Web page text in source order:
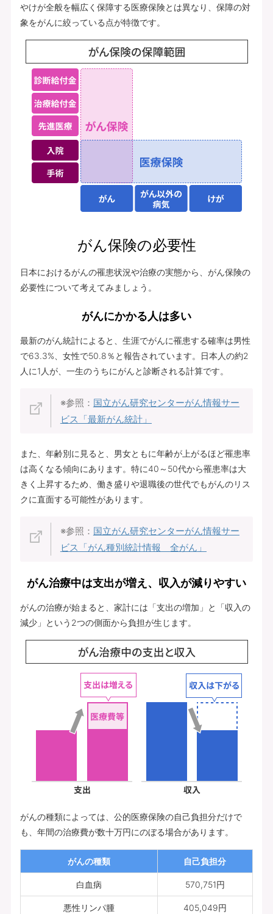
やけが全般を幅広く保障する医療保険とは異なり、保障の対
象をがんに絞っている点が特徴です。
がん保険の必要性
日本におけるがんの罹患状況や治療の実態から、がん保険の
必要性について考えてみましょう。
がんにかかる人は多い
最新のがん統計によると、生涯でがんに罹患する確率は男性
で63.3%、女性で50.8％と報告されています。日本人の約2
人に1人が、一生のうちにがんと診断される計算です。
※参照： 国立がん研究センターがん情報サー
ビス「最新がん統計」
また、年齢別に見ると、男女ともに年齢が上がるほど罹患率
は高くなる傾向にあります。特に40～50代から罹患率は大
きく上昇するため、働き盛りや退職後の世代でもがんのリス
クに直面する可能性があります。
※参照： 国立がん研究センターがん情報サー
ビス「がん種別統計情報 全がん」
がん治療中は支出が増え、収入が減りやすい
がんの治療が始まると、家計には「支出の増加」と「収入の
減少」という2つの側面から負担が生じます。
がんの種類によっては、公的医療保険の自己負担分だけで
も、年間の治療費が数十万円にのぼる場合があります。
がんの種類 自己負担分
白血病 570,751円
悪性リンパ腫 405,049円